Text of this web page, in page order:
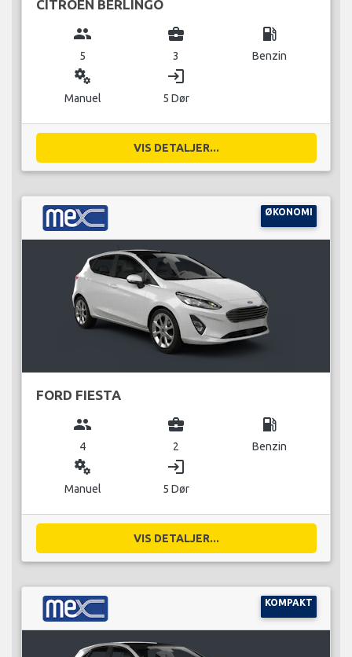
CITROEN BERLINGO
group
5
business_center
3
local_gas_station
Benzin
miscellaneous_services
Manuel
login
5 Dør
VIS DETALJER...
ØKONOMI
FORD FIESTA
group
4
business_center
2
local_gas_station
Benzin
miscellaneous_services
Manuel
login
5 Dør
VIS DETALJER...
KOMPAKT